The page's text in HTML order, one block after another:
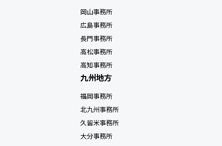
岡山事務所
広島事務所
長門事務所
高松事務所
高知事務所
九州地方
福岡事務所
北九州事務所
久留米事務所
大分事務所